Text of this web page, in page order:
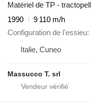
Matériel de TP -
1990
9 110 m/h
Configuration de l'essieu
Italie, Cuneo
Massucco T. srl